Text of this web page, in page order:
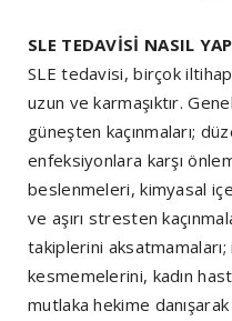
SLE TEDAVİSİ NASIL
SLE tedavisi, birçok
uzun ve karmaşıktır.
güneşten kaçınmaları;
enfeksiyonlara karşı
beslenmeleri, kimyasal
ve aşırı stresten
takiplerini aksatmamaları;
kesmemelerini, kadın
mutlaka hekime